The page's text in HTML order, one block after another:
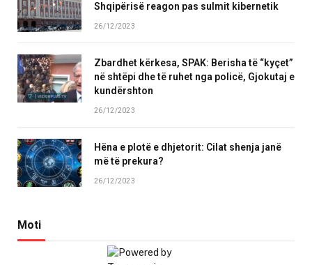
Shqipërisë reagon pas sulmit kibernetik
26/12/2023
Zbardhet kërkesa, SPAK: Berisha të “kyçet”
në shtëpi dhe të ruhet nga policë, Gjokutaj e
kundërshton
26/12/2023
Hëna e plotë e dhjetorit: Cilat shenja janë
më të prekura?
26/12/2023
Moti